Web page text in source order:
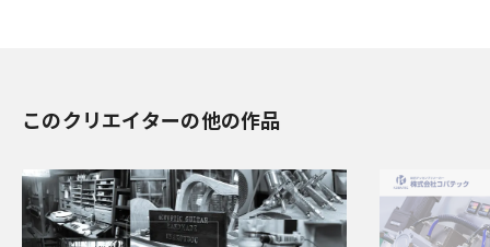
このクリエイターの他の作品